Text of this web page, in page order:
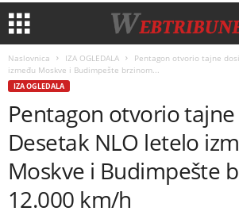
Naslovnica IZA OGLEDALA
Pentagon otvorio tajne
između Moskve i Budimpešte brzinom...
IZA OGLEDALA
Pentagon otvorio
Desetak NLO letelo
Moskve i Budimpešte
12.000 km/h